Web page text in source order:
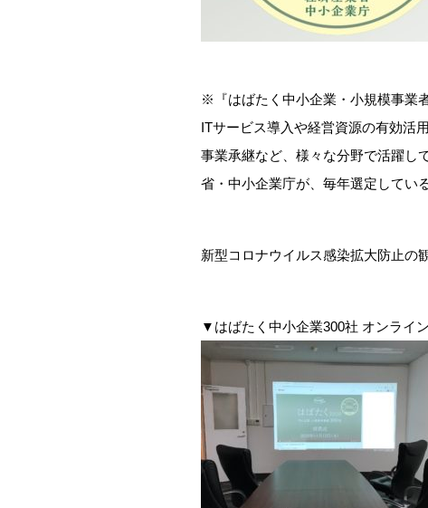
※『はばたく中小企業・小規模事業
ITサービス導入や経営資源の有効活
事業承継など、様々な分野で活躍し
省・中小企業庁が、毎年選定してい
新型コロナウイルス感染拡大防止の
▼はばたく中小企業300社 オンライ